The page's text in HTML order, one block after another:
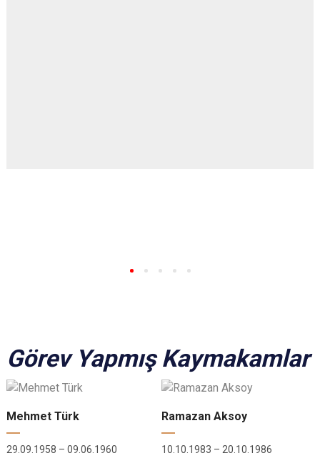
Görev Yapmış Kaymakamlar
Mehmet Türk
29.09.1958 – 09.06.1960
Ramazan Aksoy
10.10.1983 – 20.10.1986